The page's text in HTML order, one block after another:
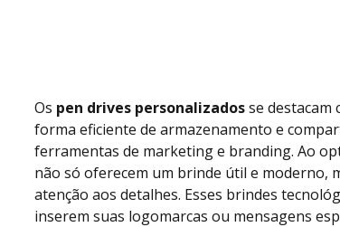
Os pen drives personalizadosse destacam
forma eficiente de armazenamento e
ferramentas de marketing e branding. Ao
não só oferecem um brinde útil e moderno,
atenção aos detalhes. Esses brindes
inserem suas logomarcas ou mensagens